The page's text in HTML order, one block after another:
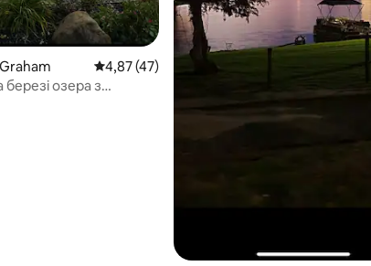
Graham Середня оцінка: 4,87 з 5, відгуки: 47
4,87 (47)
озера з